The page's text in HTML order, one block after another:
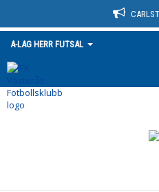
A-LAG HERR FUTSAL
HEM